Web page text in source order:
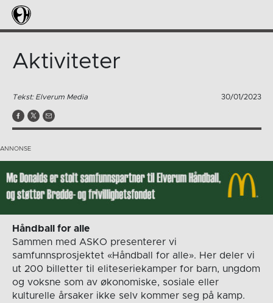
Aktiviteter
Tekst: Elverum Media 30/01/2023
Håndball for alle
Sammen med ASKO presenterer vi
samfunnsprosjektet «Håndball for alle». Her deler vi
ut 200 billetter til eliteseriekamper for barn, ungdom
og voksne som av økonomiske, sosiale eller
kulturelle årsaker ikke selv kommer seg på kamp.